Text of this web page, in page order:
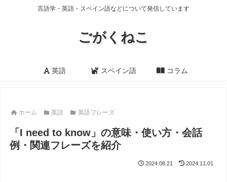
言語学・英語・スペイン語などについて発信しています
ごがくねこ
英語 スペイン語 コラム
ホーム 英語 英語フレーズ
「I need to know」の意味・使い方・会話
例・関連フレーズを紹介
2024.08.21 2024.11.01